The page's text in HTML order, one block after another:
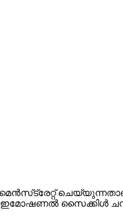
ഇമോഷണല്‍ സൈക്കിള്‍